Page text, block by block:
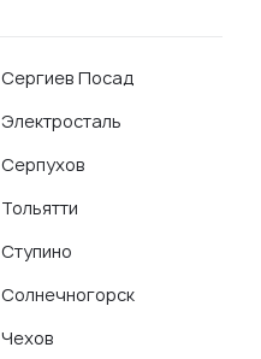
Сергиев Посад
Электросталь
Серпухов
Тольятти
Ступино
Солнечногорск
Чехов